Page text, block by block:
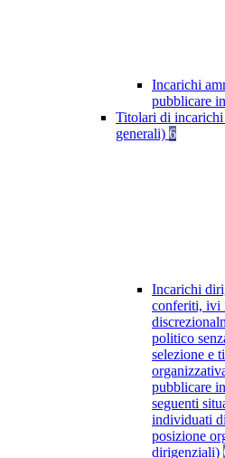
Incarichi
pubblicare
Titolari di
generali) 6
Incarichi
conferiti, ivi
politico
selezione e
pubblicare
seguenti
individuati
posizione
dirigenziali)